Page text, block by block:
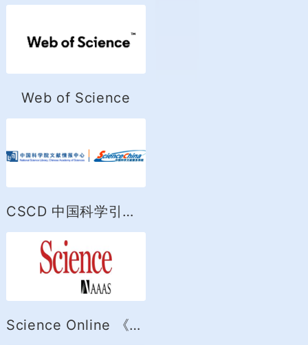
Web of Science
CSCD 中国科学引文数据库
Science Online 《科学》网络版